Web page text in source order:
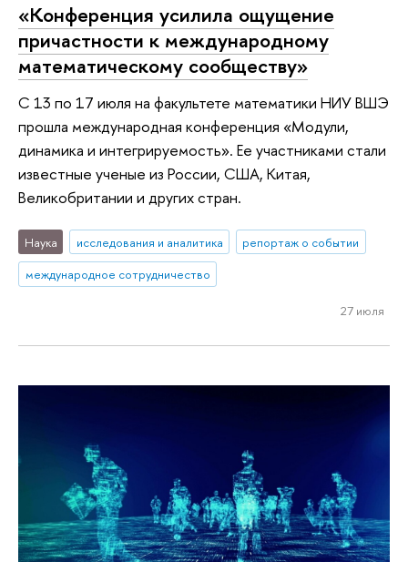
«Конференция усилила ощущение
причастности к международному
математическому сообществу»
С 13 по 17 июля на факультете математики НИУ ВШЭ
прошла международная конференция «Модули,
динамика и интегрируемость». Ее участниками стали
известные ученые из России, США, Китая,
Великобритании и других стран.
Наука исследования и аналитика
репортаж о событии
международное сотрудничество
27 июля